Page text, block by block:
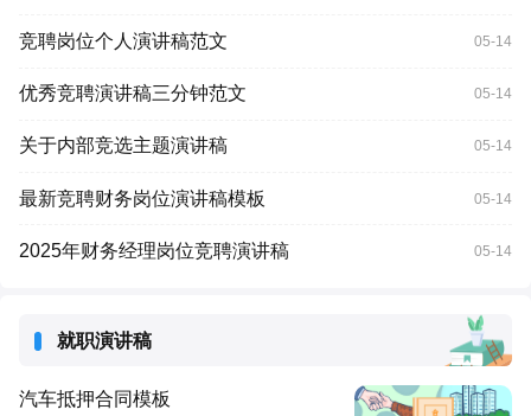
竞聘岗位个人演讲稿范文 05-14
优秀竞聘演讲稿三分钟范文 05-14
关于内部竞选主题演讲稿 05-14
最新竞聘财务岗位演讲稿模板 05-14
2025年财务经理岗位竞聘演讲稿 05-14
就职演讲稿
汽车抵押合同模板